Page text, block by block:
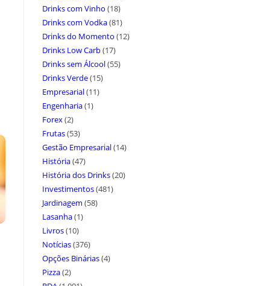
Drinks com Vinho (18)
Drinks com Vodka(81)
Drinks do Momento (12)
Drinks Low Carb(17)
Drinks sem Álcool(55)
Drinks Verde(15)
Empresarial(11)
Engenharia(1)
Forex(2)
Frutas(53)
Gestão Empresarial(14)
História(47)
História dos Drinks(20)
Investimentos(481)
Jardinagem (58)
Lasanha(1)
Livros(10)
Notícias(376)
Opções Binárias(4)
Pizza(2)